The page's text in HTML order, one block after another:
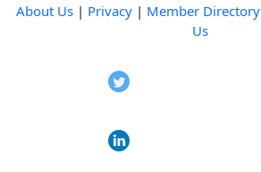
About Us | Privacy | Member Directory
Us